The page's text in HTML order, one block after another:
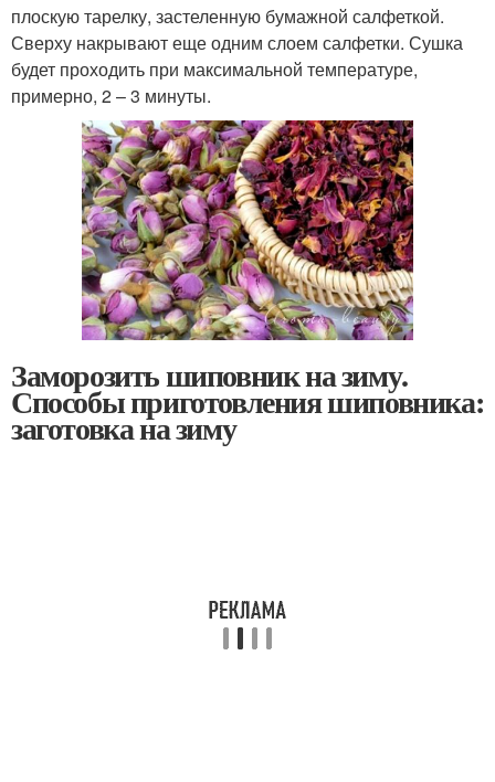
плоскую тарелку, застеленную бумажной салфеткой.
Сверху накрывают еще одним слоем салфетки. Сушка
будет проходить при максимальной температуре,
примерно, 2 – 3 минуты.
Заморозить шиповник на зиму.
Способы приготовления шиповника:
заготовка на зиму